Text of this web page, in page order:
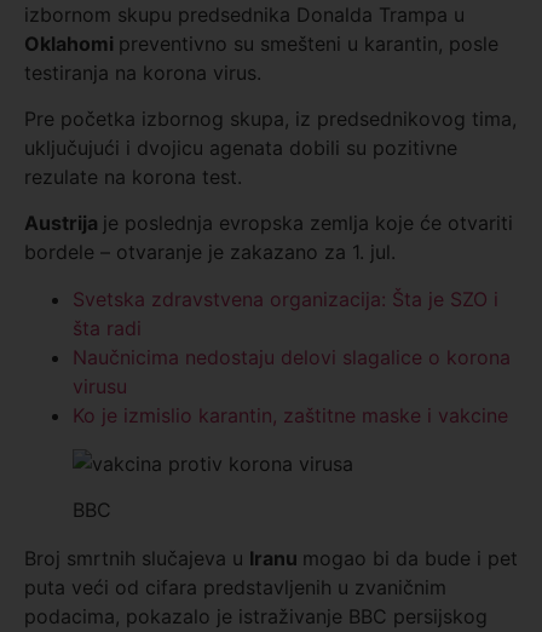
izbornom skupu predsednika Donalda Trampa u
Oklahomi preventivno su smešteni u karantin, posle
testiranja na korona virus.
Pre početka izbornog skupa, iz predsednikovog tima,
uključujući i dvojicu agenata dobili su pozitivne
rezulate na korona test.
Austrija je poslednja evropska zemlja koje će otvariti
bordele – otvaranje je zakazano za 1. jul.
Svetska zdravstvena organizacija: Šta je SZO i
šta radi
Naučnicima nedostaju delovi slagalice o korona
virusu
Ko je izmislio karantin, zaštitne maske i vakcine
BBC
Broj smrtnih slučajeva u Iranu mogao bi da bude i pet
puta veći od cifara predstavljenih u zvaničnim
podacima, pokazalo je istraživanje BBC persijskog